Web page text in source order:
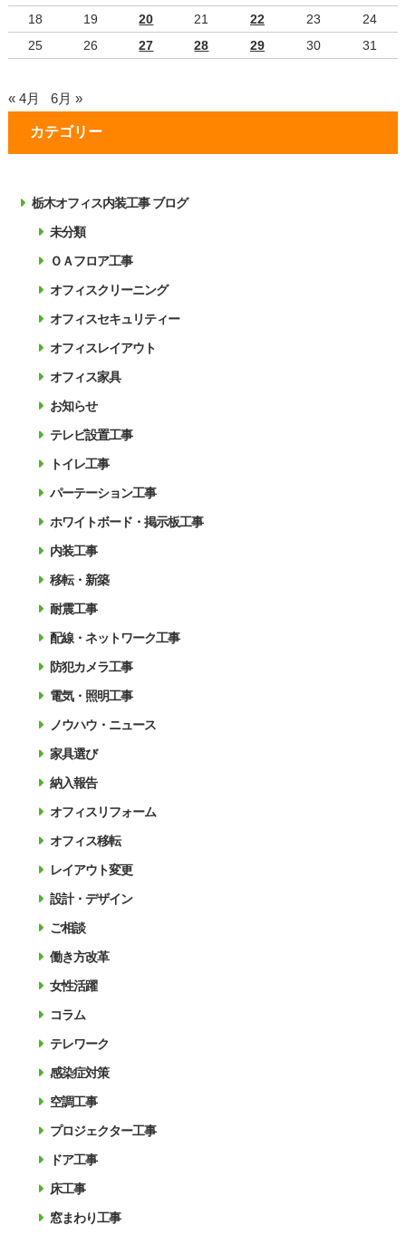
18 19 20 21 22 23
24
25
26 27 28 29 30 31
« 4月 6月 »
カテゴリー
栃木オフィス内装工事 ブログ
未分類
ＯＡフロア工事
オフィスクリーニング
オフィスセキュリティー
オフィスレイアウト
オフィス家具
お知らせ
テレビ設置工事
トイレ工事
パーテーション工事
ホワイトボード・掲示板工事
内装工事
移転・新築
耐震工事
配線・ネットワーク工事
防犯カメラ工事
電気・照明工事
ノウハウ・ニュース
家具選び
納入報告
オフィスリフォーム
オフィス移転
レイアウト変更
設計・デザイン
ご相談
働き方改革
女性活躍
コラム
テレワーク
感染症対策
空調工事
プロジェクター工事
ドア工事
床工事
窓まわり工事